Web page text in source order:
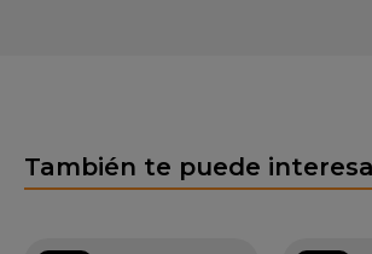
También te puede